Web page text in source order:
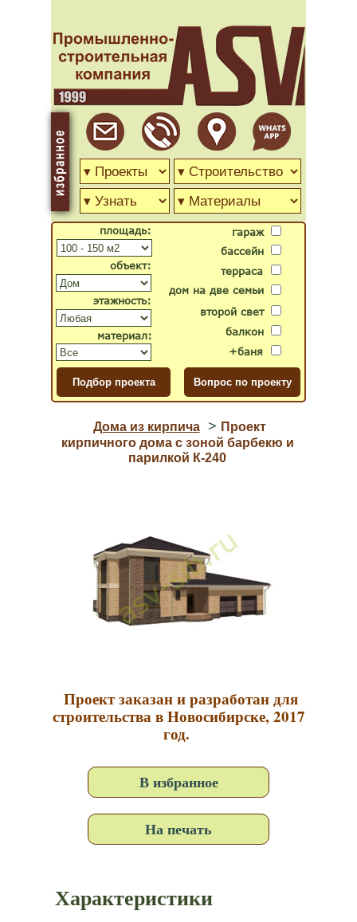
гараж
бассейн
второй свет
дом на две семьи
терраса
балкон
+баня
объект:
материал:
площадь:
этажность:
Дома из кирпича > Проект
кирпичного дома с зоной барбекю и
парилкой К-240
Проект заказан и разработан для
строительства в Новосибирске, 2017
год.
В избранное
На печать
Характеристики